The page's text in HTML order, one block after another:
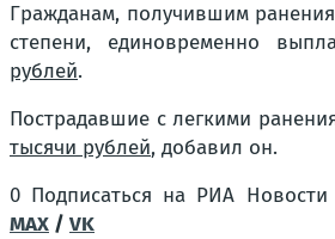
Гражданам, получившим
степени, единовременно
рублей.
Пострадавшие с легкими
тысячи рублей, добавил он.
0 Подписаться на РИА
MAX / VK